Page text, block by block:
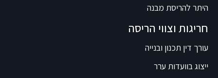
היתר להריסת מבנה
חריגות וצווי הריסה
עורך דין תכנון ובנייה
ייצוג בוועדות ערר